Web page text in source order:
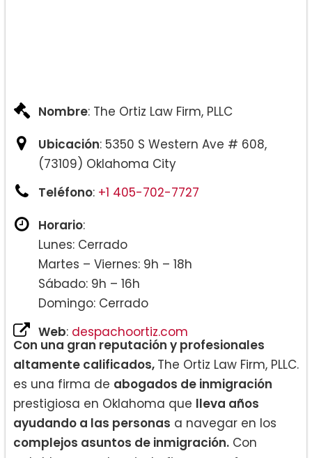
Nombre: The Ortiz Law Firm, PLLC
Ubicación: 5350 S Western Ave # 608,
(73109) Oklahoma City
Teléfono: +1 405-702-7727
Horario:
Lunes: Cerrado
Martes – Viernes: 9h – 18h
Sábado: 9h – 16h
Domingo: Cerrado
Web: despachoortiz.com
Con una gran reputación y profesionales
altamente calificados, The Ortiz Law Firm, PLLC.
es una firma de abogados de inmigración
prestigiosa en Oklahoma que lleva años
ayudando a las personas a navegar en los
complejos asuntos de inmigración. Con